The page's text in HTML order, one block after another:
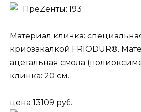
ПреZенты: 193
Материал клинка:
криозакалкой FRIODUR®.
ацетальная смола
клинка: 20 см.
цена 13109 руб.